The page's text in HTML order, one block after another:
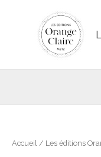
Accueil / Les éditions